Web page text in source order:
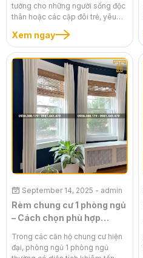
tưởng cho những người sống độc
thân hoặc các cặp đôi trẻ, yêu
thích sự hiện đại và tiện nghi. Tuy
nhiên, diện tích khiêm tốn của
loại hình căn hộ này đặt ra thách
thức lớn trong việc trang trí và tối
ưu hóa không gian. Một bộ rèm
cho căn hộ studio phù hợp
không chỉ làm tròn chức năng
che chắn ánh sáng mà còn là giải
pháp thông minh để phân chia
không gian, tạo cảm giác rộng rãi
và thoáng đãng hơn. Bài viết này
sẽ chia sẻ những bí quyết vàng
giúp bạn chọn được bộ rèm ưng
ý, biến căn hộ studio thành một
phong cách.
Xem ngay
September 14, 2025 - admin
Rèm chung cư 1 phòng ngủ
– Cách chọn phù hợp
Trong các căn hộ chung cư hiện
đại, phòng ngủ 1 phòng ngủ